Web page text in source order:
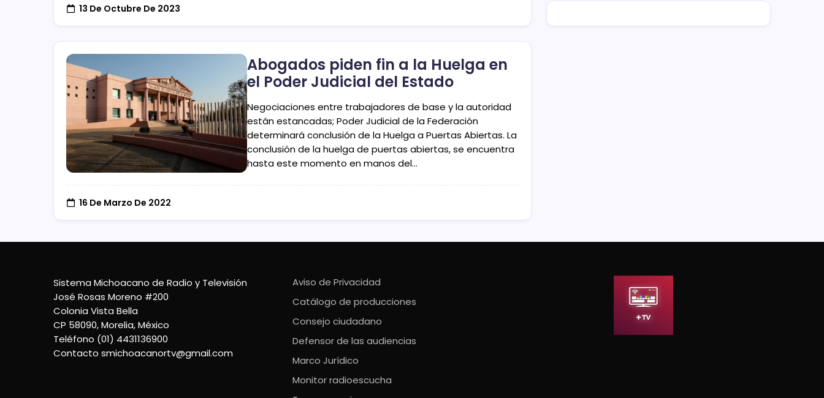
13 De Octubre De 2023
Abogados piden fin a la Huelga en
el Poder Judicial del Estado
Negociaciones entre trabajadores de base y la autoridad
están estancadas; Poder Judicial de la Federación
determinará conclusión de la Huelga a Puertas Abiertas. La
conclusión de la huelga de puertas abiertas, se encuentra
hasta este momento en manos del…
16 De Marzo De 2022
Sistema Michoacano de Radio y Televisión
José Rosas Moreno #200
Colonia Vista Bella
CP 58090, Morelia, México
Teléfono (01) 4431136900
Contacto smichoacanortv@gmail.com
Aviso de Privacidad
Catálogo de producciones
Consejo ciudadano
Defensor de las audiencias
Marco Jurídico
Monitor radioescucha